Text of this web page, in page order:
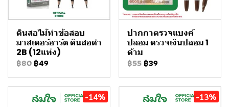
ดินสอไม้ทําข้อสอบ
มาสเตอร์อาร์ต ดินสอดำ
2B (12แท่ง)
฿80 ฿49
ปากกาตรวจแบงค์
ปลอม ตรวจเงินปลอม 1
ด้าม
฿55 ฿39
-14% -13%